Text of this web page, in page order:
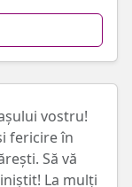
vostru!
fericire în
Să vă
La mulți